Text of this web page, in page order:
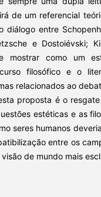
de um referencial
diálogo entre
e Dostoiévski;
mostrar como um
filosófico e o
relacionados ao
proposta é o
estéticas e as
seres humanos
entre os
de mundo mais